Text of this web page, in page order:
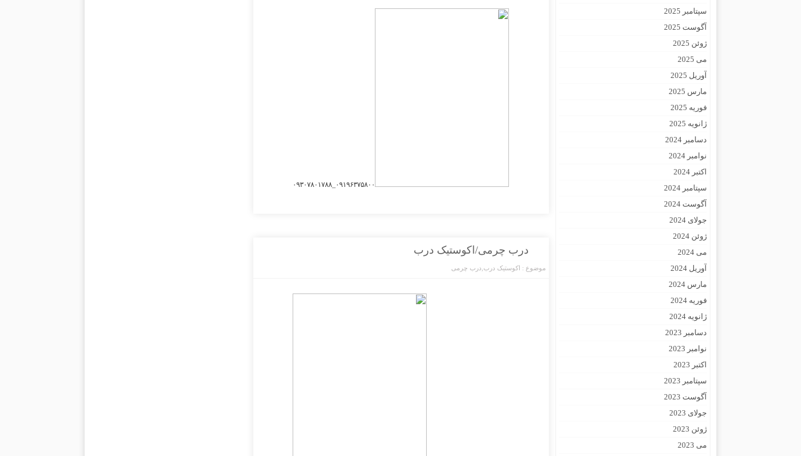
درب چرمی/اکوستیک درب
موضوع : اکوستیک درب درب چرمی
۰۹۱۹۶۳۷۵۸۰۰_۰۹۳۰۷۸۰۱۷۸۸
سپتامبر 2025
آگوست 2025
ژوئن 2025
می 2025
آوریل 2025
مارس 2025
فوریه 2025
ژانویه 2025
دسامبر 2024
نوامبر 2024
اکتبر 2024
سپتامبر 2024
آگوست 2024
جولای 2024
ژوئن 2024
می 2024
آوریل 2024
مارس 2024
فوریه 2024
ژانویه 2024
دسامبر 2023
نوامبر 2023
اکتبر 2023
سپتامبر 2023
آگوست 2023
جولای 2023
ژوئن 2023
می 2023